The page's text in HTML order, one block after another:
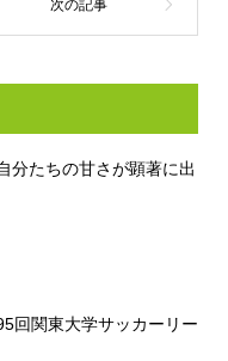
分たちの甘さが顕著に出
回関東大学サッカーリー